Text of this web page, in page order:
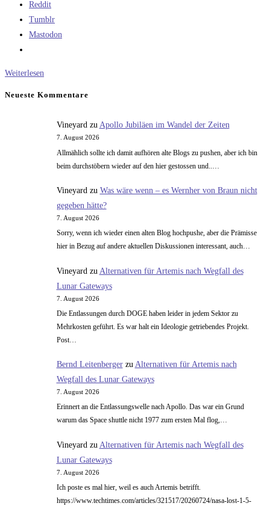
Reddit
Tumblr
Mastodon
Weiterlesen
Neueste Kommentare
Vineyardzu Apollo Jubiläen im Wandel der Zeiten
7. August 2026
Allmählich sollte ich damit aufhören alte Blogs zu pushen, aber ich bin
beim durchstöbern wieder auf den hier gestossen und..…
Vineyard zu Was wäre wenn – es Wernher von Braun nicht
gegeben hätte?
7. August 2026
Sorry, wenn ich wieder einen alten Blog hochpushe, aber die Prämisse
hier in Bezug auf andere aktuellen Diskussionen interessant, auch…
Vineyard zu Alternativen für Artemis nach Wegfall des
Lunar Gateways
7. August 2026
Die Entlassungen durch DOGE haben leider in jedem Sektor zu
Mehrkosten geführt. Es war halt ein Ideologie getriebendes Projekt.
Post…
Bernd Leitenbergerzu Alternativen für Artemis nach
Wegfall des Lunar Gateways
7. August 2026
Erinnert an die Entlassungswelle nach Apollo. Das war ein Grund
warum das Space shuttle nicht 1977 zum ersten Mal flog,…
Vineyard zu Alternativen für Artemis nach Wegfall des
Lunar Gateways
7. August 2026
Ich poste es mal hier, weil es auch Artemis betrifft.
https://www.techtimes.com/articles/321517/20260724/nasa-lost-1-5-